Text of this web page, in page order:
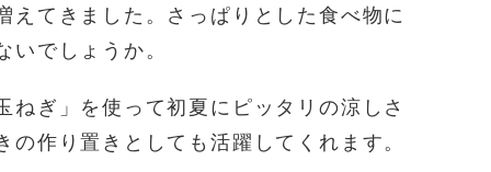
えてきました。さっぱりとした食べ物に
いでしょうか。
ねぎ」を使って初夏にピッタリの涼しさ
の作り置きとしても活躍してくれます。